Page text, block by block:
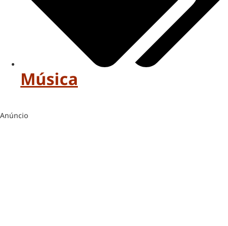
Música
Anúncio